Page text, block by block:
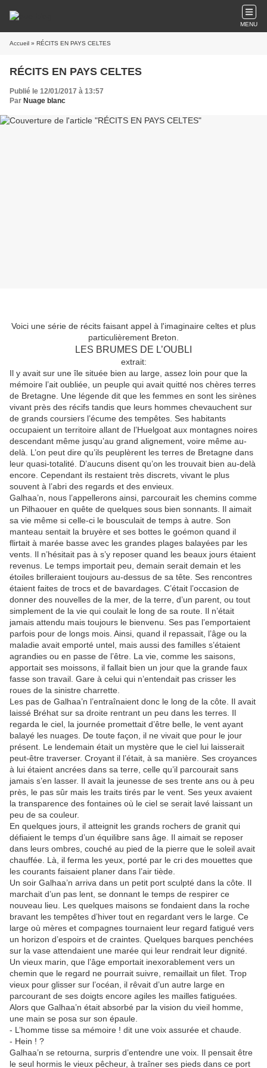
MENU
Accueil » RÉCITS EN PAYS CELTES
RÉCITS EN PAYS CELTES
Publié le 12/01/2017 à 13:57
Par Nuage blanc
Voici une série de récits faisant appel à l'imaginaire celtes et plus
particulièrement Breton.
LES BRUMES DE L’OUBLI
extrait:
Il y avait sur une île située bien au large, assez loin pour que la
mémoire l’ait oubliée, un peuple qui avait quitté nos chères terres
de Bretagne. Une légende dit que les femmes en sont les sirènes
vivant près des récifs tandis que leurs hommes chevauchent sur
de grands coursiers l’écume des tempêtes. Ses habitants
occupaient un territoire allant de l’Huelgoat aux montagnes noires
descendant même jusqu’au grand a­li­gnement, voire même au-
delà. L’on peut dire qu’ils peuplèrent les terres de Bretagne dans
leur quasi-totalité. D’aucuns disent qu’on les trouvait bien au-delà
encore. Cependant ils restaient très discrets, vivant le plus
souvent à l’abri des regards et des envieux.
Galhaa’n, nous l’appellerons ainsi, parcourait les chemins comme
un Pilhaouer en quête de quelques sous bien sonnants. Il aimait
sa vie même si celle-ci le bousculait de temps à autre. Son
manteau sentait la bruyère et ses bottes le goémon quand il
flirtait à marée basse avec les grandes plages balayées par les
vents. Il n’hésitait pas à s’y reposer quand les beaux jours étaient
revenus. Le temps importait peu, demain serait demain et les
étoiles brilleraient toujours au-dessus de sa tête. Ses rencontres
étaient faites de trocs et de bavardages. C’était l’occasion de
donner des nouvelles de la mer, de la terre, d’un parent, ou tout
simplement de la vie qui coulait le long de sa route. Il n’était
jamais attendu mais toujours le bienvenu. Ses pas l’emportaient
parfois pour de longs mois. Ainsi, quand il repassait, l’âge ou la
maladie avait emporté untel, mais aussi des familles s’étaient
agrandies ou en passe de l’être. La vie, comme les saisons,
apportait ses moissons, il fallait bien un jour que la grande faux
fasse son travail. Gare à celui qui n’entendait pas crisser les
roues de la sinistre charrette.
Les pas de Galhaa’n l’entraînaient donc le long de la côte. Il avait
laissé Bréhat sur sa droite rentrant un peu dans les terres. Il
regarda le ciel, la journée promettait d’être belle, le vent ayant
balayé les nuages. De toute façon, il ne vivait que pour le jour
présent. Le lendemain était un mystère que le ciel lui laisserait
peut-être traverser. Croyant il l’était, à sa manière. Ses croyances
à lui étaient ancrées dans sa terre, celle qu’il parcourait sans
jamais s’en lasser. Il avait la jeunesse de ses trente ans ou à peu
près, le pas sûr mais les traits tirés par le vent. Ses yeux avaient
la transparence des fontaines où le ciel se serait lavé laissant un
peu de sa couleur.
En quelques jours, il atteignit les grands rochers de granit qui
défiaient le temps d’un équilibre sans âge. Il aimait se reposer
dans leurs ombres, couché au pied de la pierre que le soleil avait
chauffée. Là, il ferma les yeux, porté par le cri des mouettes que
les courants faisaient planer dans l’air tiède.
Un soir Galhaa’n arriva dans un petit port sculpté dans la côte. Il
marchait d’un pas lent, se donnant le temps de respirer ce
nouveau lieu. Les quelques maisons se fondaient dans la roche
bravant les tempêtes d’hiver tout en regardant vers le large. Ce
large où mères et compagnes tournaient leur regard fatigué vers
un horizon d’espoirs et de craintes. Quelques barques penchées
sur la vase attendaient une marée qui leur rendrait leur dignité.
Un vieux marin, que l’âge emportait inexorablement vers un
chemin que le regard ne pourrait suivre, remaillait un filet. Trop
vieux pour glisser sur l’océan, il rêvait d’un autre large en
parcourant de ses doigts encore agiles les mailles fatiguées.
Alors que Galhaa’n était absorbé par la vision du vieil homme,
une main se posa sur son épaule.
- L’homme tisse sa mémoire ! dit une voix assurée et chaude.
- Hein ! ?
Galhaa’n se retourna, surpris d’entendre une voix. Il pensait être
le seul hormis le vieux pêcheur, à traîner ses pieds dans ce port